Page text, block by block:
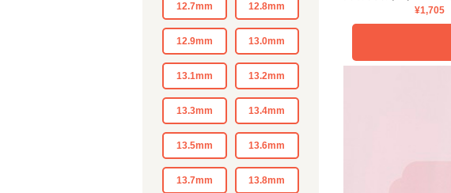
12.7mm 12.8mm
12.9mm 13.0mm
13.1mm 13.2mm
13.3mm 13.4mm
13.5mm 13.6mm
13.7mm 13.8mm
¥1,705